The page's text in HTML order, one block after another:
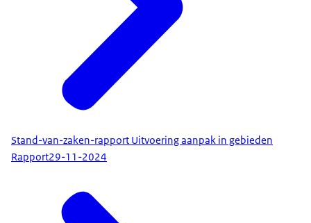
Stand-van-zaken-rapport Uitvoering aanpak in gebieden
Rapport29-11-2024